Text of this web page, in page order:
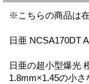
※こちらの商品は
日亜 NCSA170DT
日亜の超小型爆光
1.8mm×1.45の小